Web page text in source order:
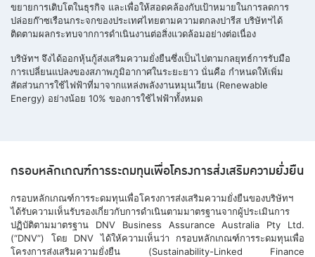
ขยายการเติบโตในธุรกิจ และเพื่อให้สอดคล้องกับเป้าหมายในการลดการ
ปล่อยก๊าซเรือนกระจกของประเทศไทยตามความตกลงปารีส บริษัทฯได้
ติดตามผลกระทบจากการดําเนินงานต่อสิ่งแวดล้อมอย่างต่อเนื่อง
บริษัทฯ จึงได้ออกหุ้นกู้ส่งเสริมความยั่งยืนซึ่งเป็นไปตามกลยุทธ์การรับมือ
การเปลี่ยนแปลงของสภาพภูมิอากาศในระยะยาว นั่นคือ กำหนดให้เพิ่ม
สัดส่วนการใช้ไฟฟ้าที่มาจากแหล่งพลังงานหมุนเวียน (Renewable
Energy) อย่างน้อย 10% ของการใช้ไฟฟ้าทั้งหมด
กรอบหลักเกณฑ์การระดมทุนเพื่อโครงการส่งเสริมความยั่งยืน
กรอบหลักเกณฑ์การระดมทุนเพื่อโครงการส่งเสริมความยั่งยืนของบริษัทฯ
ได้รับความเห็นรับรองเกี่ยวกับการดำเนินตามมาตรฐานจากผู้ประเมินการ
ปฏิบัติตามมาตรฐาน DNV Business Assurance Australia Pty Ltd.
(“DNV”) โดย DNV ได้ให้ความเห็นว่า กรอบหลักเกณฑ์การระดมทุนเพื่อ
โครงการส่งเสริมความยั่งยืน (Sustainability-Linked Finance